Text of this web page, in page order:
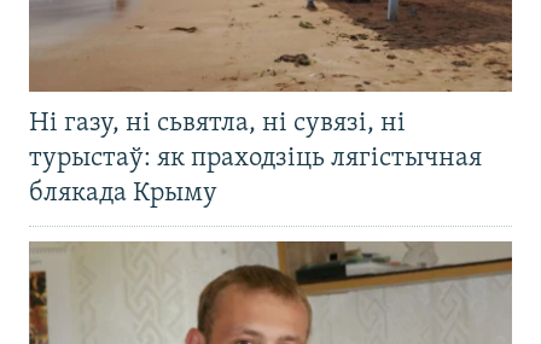
Ні газу, ні сьвятла, ні сувязі, ні
турыстаў: як праходзіць лягістычная
блякада Крыму